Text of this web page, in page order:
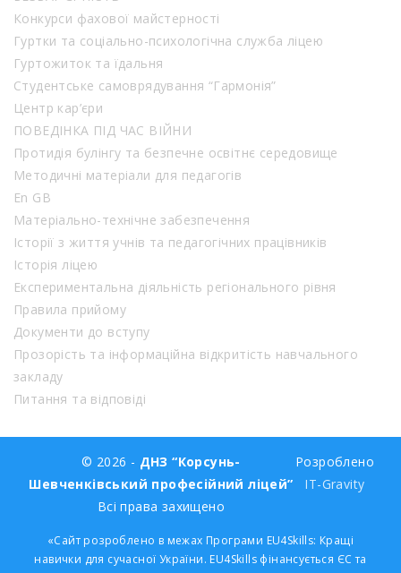
Конкурси фахової майстерності
Гуртки та соціально-психологічна служба ліцею
Гуртожиток та їдальня
Студентське самоврядування “Гармонія”
Центр кар’єри
ПОВЕДІНКА ПІД ЧАС ВІЙНИ
Протидія булінгу та безпечне освітнє середовище
Методичні матеріали для педагогів
En GB
Матеріально-технічне забезпечення
Історії з життя учнів та педагогічних працівників
Історія ліцею
Експериментальна діяльність регіонального рівня
Правила прийому
Документи до вступу
Прозорість та інформаційна відкритість навчального
закладу
Питання та відповіді
© 2026 - ДНЗ “Корсунь-
Шевченківський професійний ліцей”
Всі права захищено
Розроблено
IT-Gravity
«Сайт розроблено в межах Програми EU4Skills: Кращі
навички для сучасної України. EU4Skills фінансується ЄС та